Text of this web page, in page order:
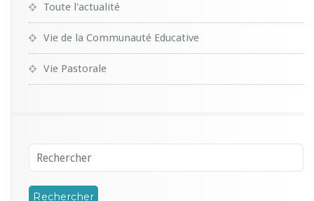
Toute l'actualité
Vie de la Communauté Educative
Vie Pastorale